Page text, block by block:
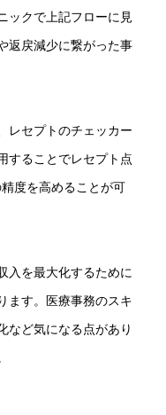
ックで上記フローに見
返戻減少に繋がった事
レセプトのチェッカー
することでレセプト点
度を高めることが可
入を最大化するために
ます。医療事務のスキ
など気になる点があり